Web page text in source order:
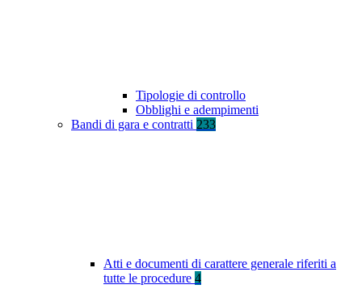
Tipologie di controllo
Obblighi e adempimenti
Bandi di gara e contratti 233
Atti e documenti di carattere generale riferiti a
tutte le procedure 4